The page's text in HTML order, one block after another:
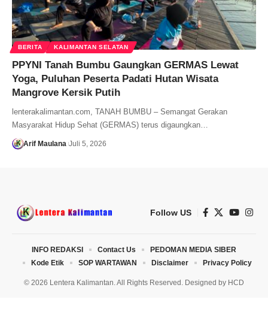
BERITA KALIMANTAN SELATAN
PPYNI Tanah Bumbu Gaungkan GERMAS Lewat
Yoga, Puluhan Peserta Padati Hutan Wisata
Mangrove Kersik Putih
lenterakalimantan.com, TANAH BUMBU – Semangat Gerakan
Masyarakat Hidup Sehat (GERMAS) terus digaungkan…
Arif Maulana Juli 5, 2026
Follow US
© 2026 Lentera Kalimantan. All Rights Reserved. Designed by HCD
INFO REDAKSI Contact Us
PEDOMAN MEDIA SIBER
Kode Etik
SOP WARTAWAN Disclaimer Privacy Policy